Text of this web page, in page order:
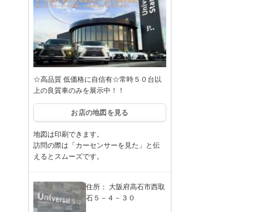
☆高品質 低価格に自信有☆常時５０台以
上の良質車のみを展示中！！
お店の地図を見る
地図は印刷できます。
訪問の際は「カーセンサーを見た」と伝
えるとスムーズです。
住所： 大阪府高石市西取
石５－４－３０